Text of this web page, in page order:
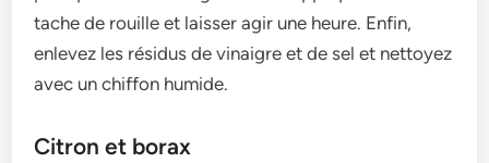
tache de rouille et laisser agir une heure. Enfin,
enlevez les résidus de vinaigre et de sel et nettoyez
avec un chiffon humide.
Citron et borax